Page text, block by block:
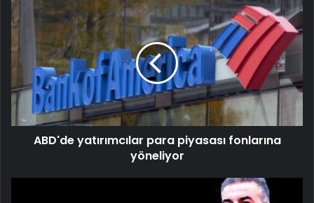
ABD'de yatırımcılar para piyasası fonlarına
yöneliyor